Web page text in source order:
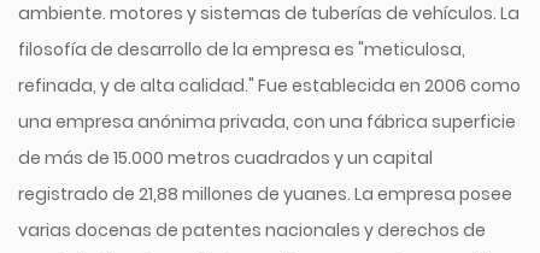
ambiente. motores y sistemas de tuberías de vehículos. La
filosofía de desarrollo de la empresa es "meticulosa,
refinada, y de alta calidad." Fue establecida en 2006 como
una empresa anónima privada, con una fábrica superficie
de más de 15.000 metros cuadrados y un capital
registrado de 21,88 millones de yuanes. La empresa posee
varias docenas de patentes nacionales y derechos de